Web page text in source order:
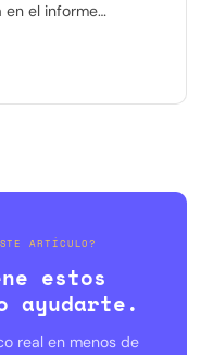
en el informe
no funciona y por
ARTÍCULO?
estos
ayudarte.
real en menos de